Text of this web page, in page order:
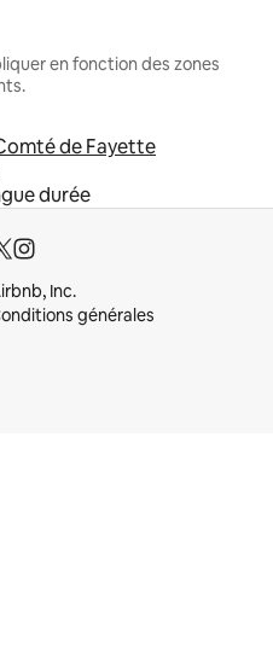
en fonction des zones
de Fayette
durée
Inc.
générales